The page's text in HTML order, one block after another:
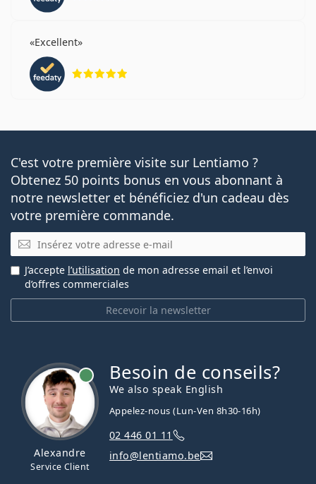
Excellent
C'est votre première visite sur Lentiamo ?
Obtenez 50 points bonus en vous abonnant à
notre newsletter et bénéficiez d'un cadeau dès
votre première commande.
E-mail
Recevoir la newsletter
J’accepte l’utilisation de mon adresse email et l’envoi
d’offres commerciales
Alexandre
Service Client
Besoin de conseils?
We also speak English
Appelez-nous (Lun-Ven 8h30-16h)
02 446 01 11
info@lentiamo.be